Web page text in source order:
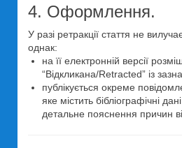
4. Оформлення.
У разі ретракції стаття не
однак:
на її електронній версії
“Відкликана/Retracted” із
публікується окреме
яке містить бібліографічні
детальне пояснення причин